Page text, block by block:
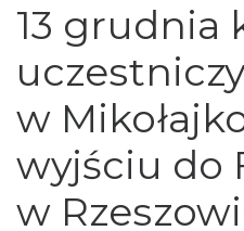
13 grudnia
w
wyjściu do
w